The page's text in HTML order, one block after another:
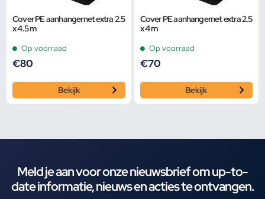
Cover PE aanhangernet extra 2.5
x 4.5 m
Op voorraad
€80
Bekijk
Cover PE aanhangernet extra 2.5
x 4 m
Op voorraad
€70
Bekijk
Meld je aan voor onze nieuwsbrief om up-to-
date informatie, nieuws en acties te ontvangen.